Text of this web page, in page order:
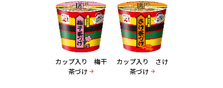
カップ入り 梅干
茶づけ
カップ入り さけ
茶づけ